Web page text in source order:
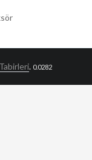
. 0.0282